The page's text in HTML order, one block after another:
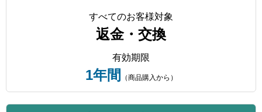
すべてのお客様対象
返金・交換
有効期限
1年間 （商品購入から）